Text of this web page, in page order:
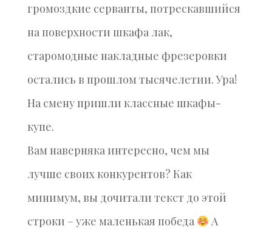
громоздкие серванты, потрескавшийся
на поверхности шкафа лак,
старомодные накладные фрезеровки
остались в прошлом тысячелетии. Ура!
На смену пришли классные шкафы-
купе.
Вам наверняка интересно, чем мы
лучше своих конкурентов? Как
минимум, вы дочитали текст до этой
строки – уже маленькая победа
А